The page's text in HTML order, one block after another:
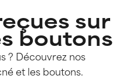
sur
boutons
? Découvrez nos
et les boutons.